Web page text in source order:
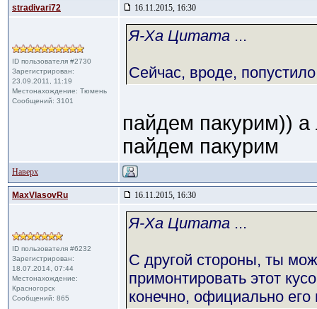
stradivari72 16.11.2015, 16:30
ID пользователя #2730
Зарегистрирован:
23.09.2011, 11:19
Местонахождение: Тюмень
Сообщений: 3101
Я-Ха Цитата ...
Сейчас, вроде,
пайдем пакурим))
пайдем пакурим
Наверх
MaxVlasovRu 16.11.2015, 16:30
ID пользователя #6232
Зарегистрирован:
18.07.2014, 07:44
Местонахождение:
Красногорск
Сообщений: 865
Я-Ха Цитата ...
С другой стороны, ты
примонтировать этот
конечно, официально